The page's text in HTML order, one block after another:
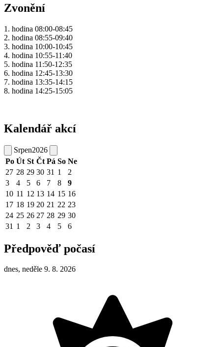
Zvonění
1. hodina 08:00-08:45
2. hodina 08:55-09:40
3. hodina 10:00-10:45
4. hodina 10:55-11:40
5. hodina 11:50-12:35
6. hodina 12:45-13:30
7. hodina 13:35-14:15
8. hodina 14:25-15:05
Kalendář akcí
Srpen2026
Po Út St Čt Pá So Ne
27 28 29 30 31 1
2
3
4 5 6 7 8
9
10 11 12 13 14 15 16
17 18 19 20 21 22 23
24 25 26 27 28 29 30
31 1 2 3 4 5 6
Předpověď počasí
dnes, neděle 9. 8. 2026